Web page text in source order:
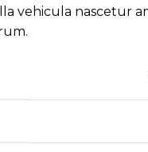
vehicula nascetur